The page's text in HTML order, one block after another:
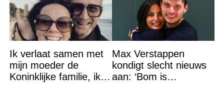
Ik verlaat samen met
mijn moeder de
Koninklijke familie, ik
Max Verstappen
kondigt slecht nieuws
aan: ‘Bom is